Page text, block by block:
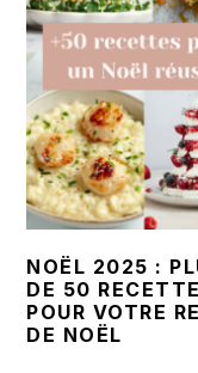
NOËL 2025 :
DE 50
POUR VOTRE
DE NOËL